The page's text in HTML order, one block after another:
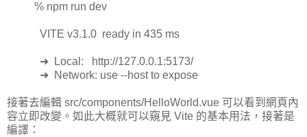
% npm run dev
VITE v3.1.0 ready in 435 ms
➜ Local: http://127.0.0.1:5173/
➜ Network: use --host to expose
接著去編輯 src/components/HelloWorld.vue 可以看到網頁內
容立即改變。如此大概就可以窺見 Vite 的基本用法，接著是
編譯：